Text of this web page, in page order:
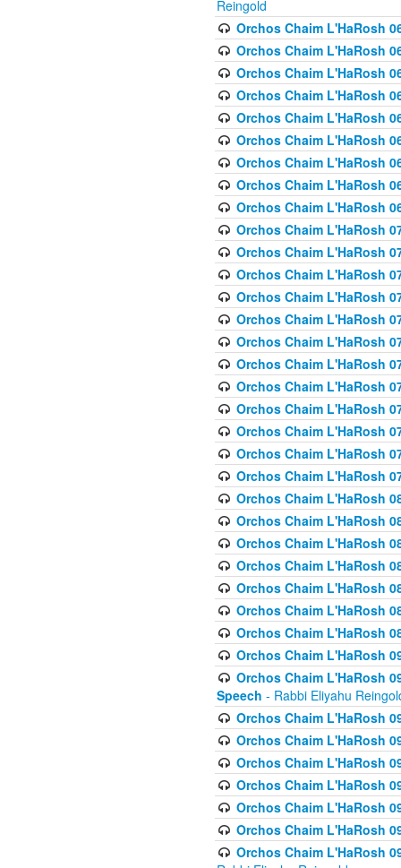
Reingold
Orchos Chaim L'HaRosh
Orchos Chaim L'HaRosh
Orchos Chaim L'HaRosh
Orchos Chaim L'HaRosh
Orchos Chaim L'HaRosh
Orchos Chaim L'HaRosh
Orchos Chaim L'HaRosh
Orchos Chaim L'HaRosh
Orchos Chaim L'HaRosh
Orchos Chaim L'HaRosh
Orchos Chaim L'HaRosh
Orchos Chaim L'HaRosh
Orchos Chaim L'HaRosh
Orchos Chaim L'HaRosh
Orchos Chaim L'HaRosh
Orchos Chaim L'HaRosh
Orchos Chaim L'HaRosh
Orchos Chaim L'HaRosh
Orchos Chaim L'HaRosh
Orchos Chaim L'HaRosh
Orchos Chaim L'HaRosh
Orchos Chaim L'HaRosh
Orchos Chaim L'HaRosh
Orchos Chaim L'HaRosh
Orchos Chaim L'HaRosh
Orchos Chaim L'HaRosh
Orchos Chaim L'HaRosh
Orchos Chaim L'HaRosh
Orchos Chaim L'HaRosh
Orchos Chaim L'HaRosh
Speech - Rabbi Eliyahu
Orchos Chaim L'HaRosh
Orchos Chaim L'HaRosh
Orchos Chaim L'HaRosh
Orchos Chaim L'HaRosh
Orchos Chaim L'HaRosh
Orchos Chaim L'HaRosh
Orchos Chaim L'HaRosh